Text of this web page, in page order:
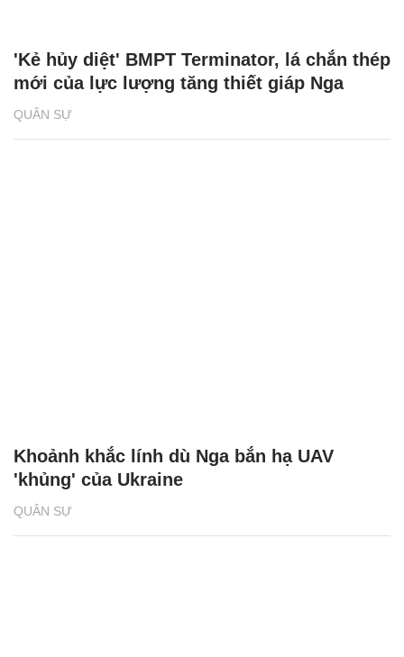
QUÂN SỰ
'Kẻ hủy diệt' BMPT Terminator, lá chắn thép
mới của lực lượng tăng thiết giáp Nga
QUÂN SỰ
Khoảnh khắc lính dù Nga bắn hạ UAV
'khủng' của Ukraine